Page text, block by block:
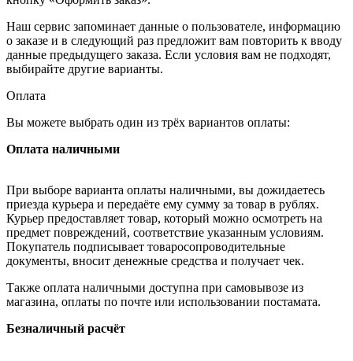
Наш сервис запоминает данные о пользователе, информацию
о заказе и в следующий раз предложит вам повторить к вводу
данные предыдущего заказа. Если условия вам не подходят,
выбирайте другие варианты.
Оплата
Вы можете выбрать один из трёх вариантов оплаты:
Оплата наличными
При выборе варианта оплаты наличными, вы дожидаетесь
приезда курьера и передаёте ему сумму за товар в рублях.
Курьер предоставляет товар, который можно осмотреть на
предмет повреждений, соответствие указанным условиям.
Покупатель подписывает товаросопроводительные
документы, вносит денежные средства и получает чек.
Также оплата наличными доступна при самовывозе из
магазина, оплаты по почте или использовании постамата.
Безналичный расчёт